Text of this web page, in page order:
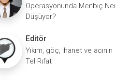
Operasyonunda Menbiç
Düşüyor?
Editör
Yıkım, göç, ihanet ve
Tel Rıfat